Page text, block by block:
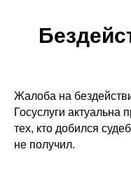
Жалоба на
Госуслуги
тех, кто добился
не получил.